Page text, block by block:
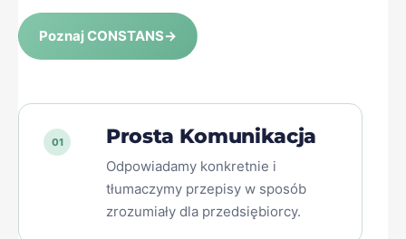
Poznaj CONSTANS→
01 Prosta Komunikacja
Odpowiadamy konkretnie i
tłumaczymy przepisy w sposób
zrozumiały dla przedsiębiorcy.